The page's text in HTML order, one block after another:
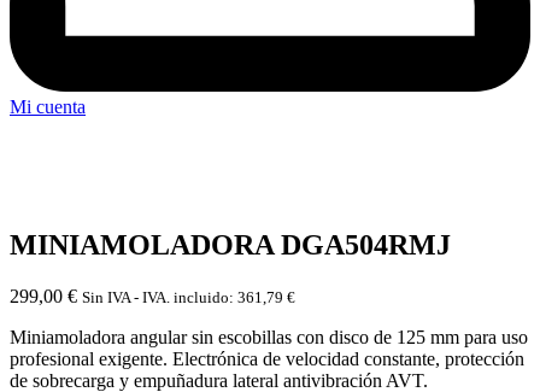
Mi cuenta
MINIAMOLADORA DGA504RMJ
299,00 € Sin IVA - IVA. incluido: 361,79 €
Miniamoladora angular sin escobillas con disco de 125 mm para uso
profesional exigente. Electrónica de velocidad constante, protección
de sobrecarga y empuñadura lateral antivibración AVT.